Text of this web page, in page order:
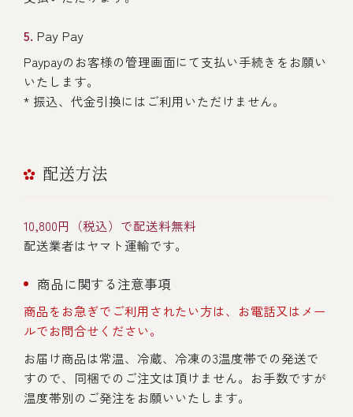
Pay Pay
Paypayのお客様の管理画面にて支払い手続きをお願い
いたします。
* 振込、代金引換にはご利用いただけません。
配送方法
10,800円（税込）で配送料無料
配送業者はヤマト運輸です。
商品に関する注意事項
商品をお急ぎでご利用されたい方は、お電話又はメー
ルでお問合せください。
お届け商品は常温、冷蔵、冷凍の3温度帯での発送で
すので、同梱でのご注文は頂けません。お手数ですが
温度帯別のご発注をお願いいたします。